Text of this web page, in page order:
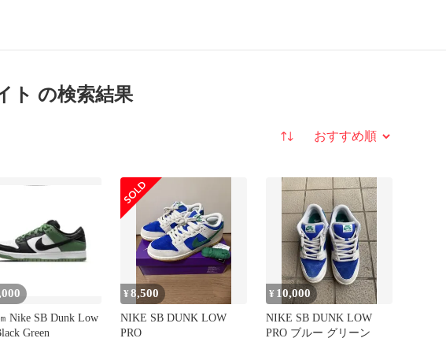
ト の検索結果
並び替え
Nike SB Dunk Low
Green
¥8,500
NIKE SB DUNK LOW
PRO
¥ 10,000
NIKE SB DUNK LOW
PRO ブルー グリーン